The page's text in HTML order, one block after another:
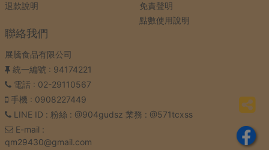
退款說明
免責聲明
點數使用說明
聯絡我們
展騰食品有限公司
統一編號 : 94174221
電話: 02-29110567
手機 : 0908227449
LINE ID : 粉絲 : @904gudsz 業務 : @571tcxss
E-mail :
qm29430@gmail.com